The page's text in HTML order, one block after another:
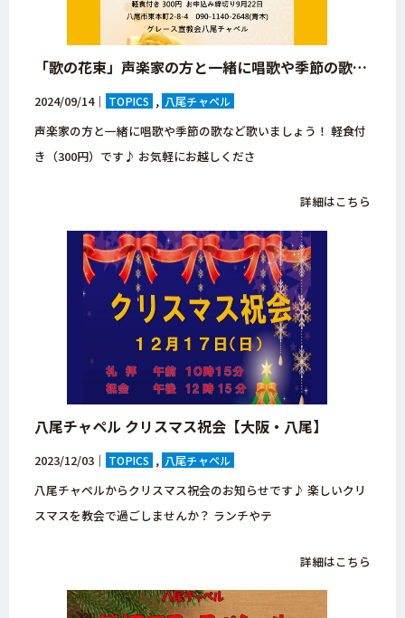
「歌の花束」声楽家の方と一緒に唱歌や季節の歌など歌いましょう！【大阪・八尾市・八尾チャペル・キリスト教会】
2024/09/14｜ TOPICS 八尾チャペル
声楽家の方と一緒に唱歌や季節の歌など歌いましょう！ 軽食付
き（300円）です♪ お気軽にお越しくださ
詳細はこちら
八尾チャペル クリスマス祝会【大阪・八尾】
2023/12/03｜ TOPICS 八尾チャペル
八尾チャペルからクリスマス祝会のお知らせです♪ 楽しいクリ
スマスを教会で過ごしませんか？ ランチやテ
詳細はこちら